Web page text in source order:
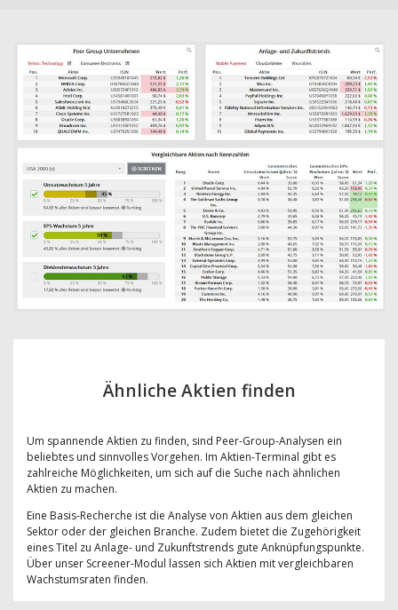
Ähnliche Aktien finden
Um spannende Aktien zu finden, sind Peer-Group-Analysen ein
beliebtes und sinnvolles Vorgehen. Im Aktien-Terminal gibt es
zahlreiche Möglichkeiten, um sich auf die Suche nach ähnlichen
Aktien zu machen.
Eine Basis-Recherche ist die Analyse von Aktien aus dem gleichen
Sektor oder der gleichen Branche. Zudem bietet die Zugehörigkeit
eines Titel zu Anlage- und Zukunftstrends gute Anknüpfungspunkte.
Über unser Screener-Modul lassen sich Aktien mit vergleichbaren
Wachstumsraten finden.